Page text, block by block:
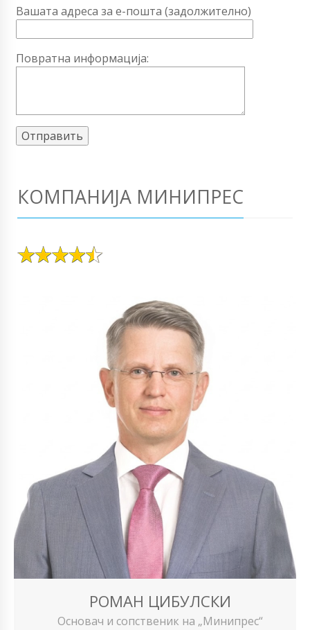
Вашата адреса за е-пошта (задолжително)
Повратна информација:
КОМПАНИЈА МИНИПРЕС
РОМАН ЦИБУЛСКИ
Основач и сопственик на „Минипрес“